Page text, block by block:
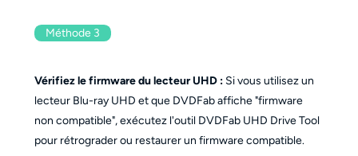
Méthode 3
Vérifiez le firmware du lecteur UHD :Si vous utilisez un
lecteur Blu-ray UHD et que DVDFab affiche "firmware
non compatible", exécutez l'outil DVDFab UHD Drive Tool
pour rétrograder ou restaurer un firmware compatible.